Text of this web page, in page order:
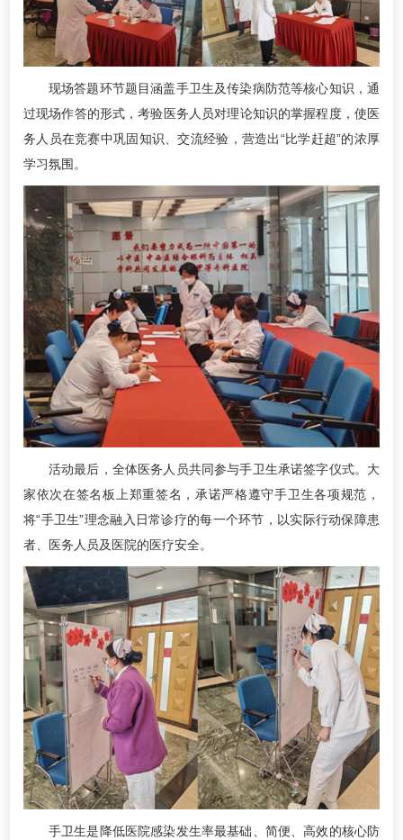
现场答题环节题目涵盖手卫生及传染病防范等核心知识，通
过现场作答的形式，考验医务人员对理论知识的掌握程度，使医
务人员在竞赛中巩固知识、交流经验，营造出“比学赶超”的浓厚
学习氛围。
活动最后，全体医务人员共同参与手卫生承诺签字仪式。大
家依次在签名板上郑重签名，承诺严格遵守手卫生各项规范，
将“手卫生”理念融入日常诊疗的每一个环节，以实际行动保障患
者、医务人员及医院的医疗安全。
手卫生是降低医院感染发生率最基础、简便、高效的核心防